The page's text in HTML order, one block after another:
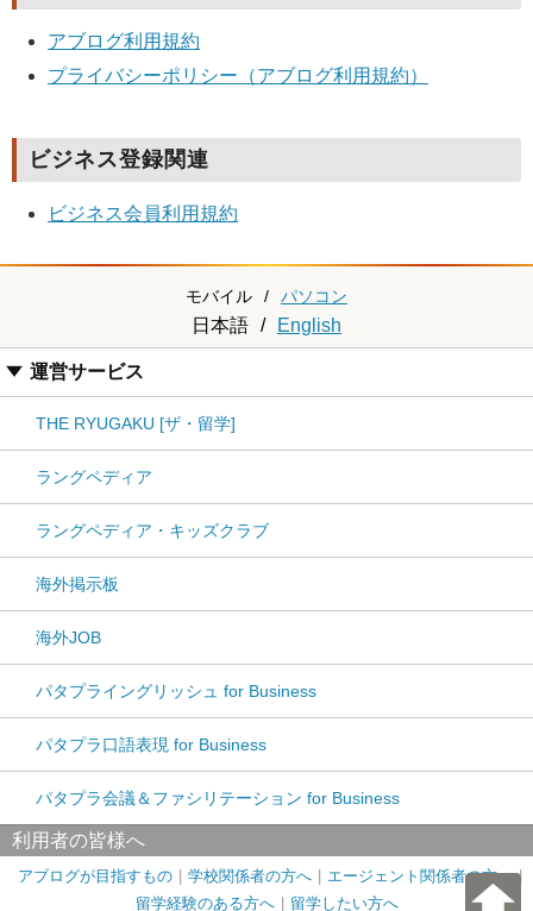
アブログ利用規約
プライバシーポリシー（アブログ利用規約）
ビジネス登録関連
ビジネス会員利用規約
モバイル / パソコン
日本語 / English
運営サービス
THE RYUGAKU [ザ・留学]
ラングペディア
ラングペディア・キッズクラブ
海外掲示板
海外JOB
パタプライングリッシュ for Business
パタプラ口語表現 for Business
パタプラ会議＆ファシリテーション for Business
利用者の皆様へ
アブログが目指すもの 学校関係者の方へ
エージェント関係者の方へ
留学経験のある方へ
留学したい方へ